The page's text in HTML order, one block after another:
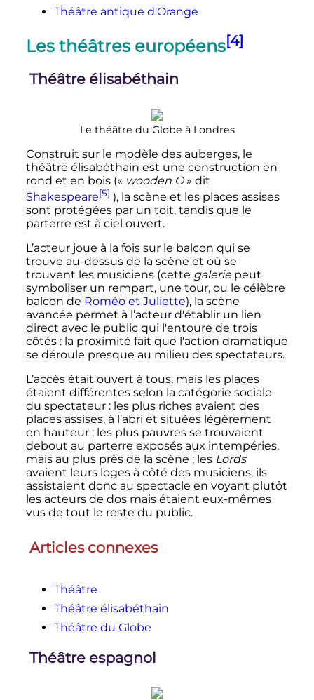
Théâtre antique d'Orange
Les théâtres européens[4]
Théâtre élisabéthain
Le théâtre du Globe à Londres
Construit sur le modèle des auberges, le
théâtre élisabéthain est une construction en
rond et en bois (« wooden O » dit
Shakespeare[5] ), la scène et les places assises
sont protégées par un toit, tandis que le
parterre est à ciel ouvert.
L’acteur joue à la fois sur le balcon qui se
trouve au-dessus de la scène et où se
trouvent les musiciens (cette galeriepeut
symboliser un rempart, une tour, ou le célèbre
balcon de Roméo et Juliette), la scène
avancée permet à l’acteur d'établir un lien
direct avec le public qui l'entoure de trois
côtés : la proximité fait que l'action dramatique
se déroule presque au milieu des spectateurs.
L’accès était ouvert à tous, mais les places
étaient différentes selon la catégorie sociale
du spectateur : les plus riches avaient des
places assises, à l’abri et situées légèrement
en hauteur ; les plus pauvres se trouvaient
debout au parterre exposés aux intempéries,
mais au plus près de la scène ; les Lords
avaient leurs loges à côté des musiciens, ils
assistaient donc au spectacle en voyant plutôt
les acteurs de dos mais étaient eux-mêmes
vus de tout le reste du public.
Articles connexes
Théâtre
Théâtre élisabéthain
Théâtre du Globe
Théâtre espagnol